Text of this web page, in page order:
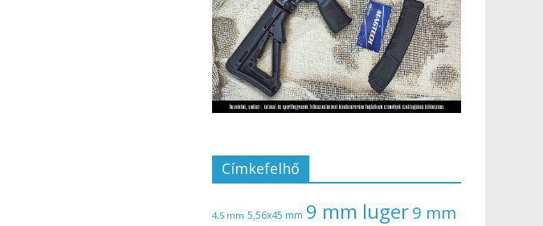
Címkefelhő
4,5 mm 5,56x45 mm 9 mm luger9 mm